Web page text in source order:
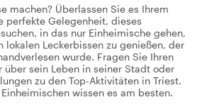
machen? Überlassen Sie es Ihrem
perfekte Gelegenheit, dieses
in das nur Einheimische gehen,
lokalen Leckerbissen zu genießen, der
wurde. Fragen Sie Ihren
über sein Leben in seiner Stadt oder
zu den Top-Aktivitäten in Triest.
wissen es am besten.